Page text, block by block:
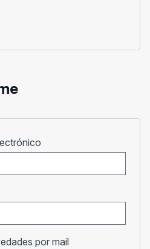
por mail